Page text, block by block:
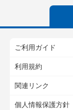
ご利用ガイド
利用規約
関連リンク
個人情報保護方針